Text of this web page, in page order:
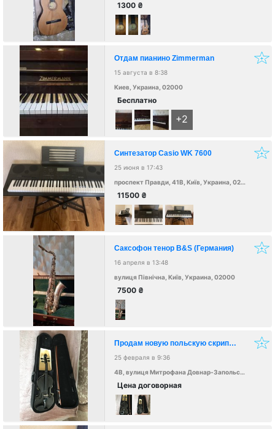
1300 ₴
Отдам пианино Zimmerman
15 августа в 8:38
Киев, Украина, 02000
Бесплатно
+2
Синтезатор Casio WK 7600
25 июня в 17:43
проспект Правди, 41В, Київ, Украина, 02000
11500 ₴
Саксофон тенор B&S (Германия)
16 апреля в 13:48
вулиця Північна, Київ, Украина, 02000
7500 ₴
Продам новую польскую скрипку 4/4
25 февраля в 9:36
4B, вулиця Митрофана Довнар-Запольського, 4Б, Київ, Украина, 02000
Цена договорная